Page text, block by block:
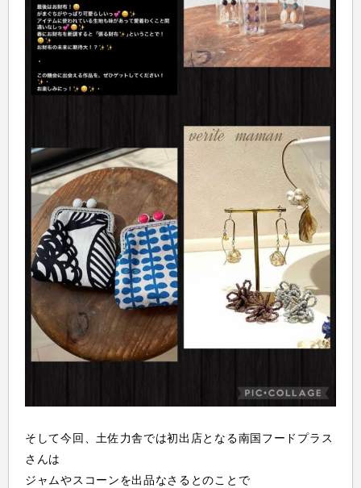
そして今回、土佐力舎では初出店となる南国フードプラス
さんは
ジャムやスコーンを出品なさるとのことで